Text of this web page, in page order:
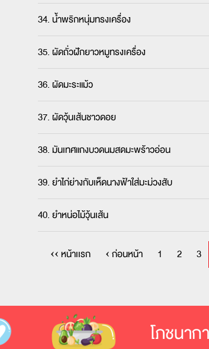
34. น้ำพริกหนุ่มทรงเครื่อง
35. ผัดถั่วฝักยาวหมูทรงเครื่อง
36. ผัดมะระแม้ว
37. ผัดวุ้นเส้นชาวดอย
38. มันเทศแกงบวดนมสดมะพร้าวอ่อน
39. ยำไก่ย่างกับเห็ดนางฟ้าใส่มะม่วงสับ
40. ยำหน่อไม้วุ้นเส้น
‹‹ หน้าเเรก ‹ ก่อนหน้า 1 2 3
โภชนาก